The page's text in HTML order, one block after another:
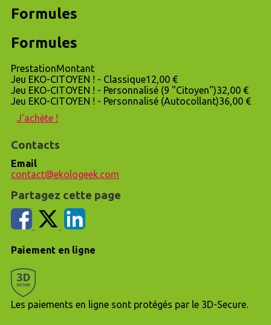
Formules
Formules
PrestationMontant
Jeu EKO-CITOYEN ! - Classique12,00 €
Jeu EKO-CITOYEN ! - Personnalisé (9 "Citoyen")32,00 €
Jeu EKO-CITOYEN ! - Personnalisé (Autocollant)36,00 €
J'achète !
Contacts
Email
contact@ekologeek.com
Partagez cette page
Paiement en ligne
Les paiements en ligne sont protégés par le 3D-Secure.